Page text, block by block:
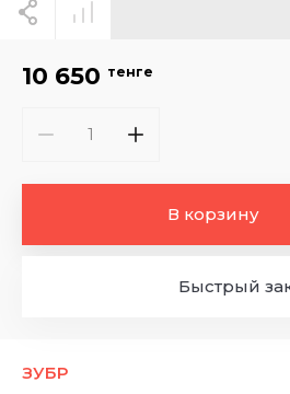
ЗУБР
10 650 тенге
В корзину
Быстрый